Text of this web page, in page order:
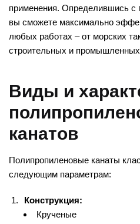
применения. Определившись с
вы сможете максимально
любых работах – от морских
строительных и
Виды и
канатов
Полипропиленовые канаты
следующим параметрам:
Конструкция:
Крученые